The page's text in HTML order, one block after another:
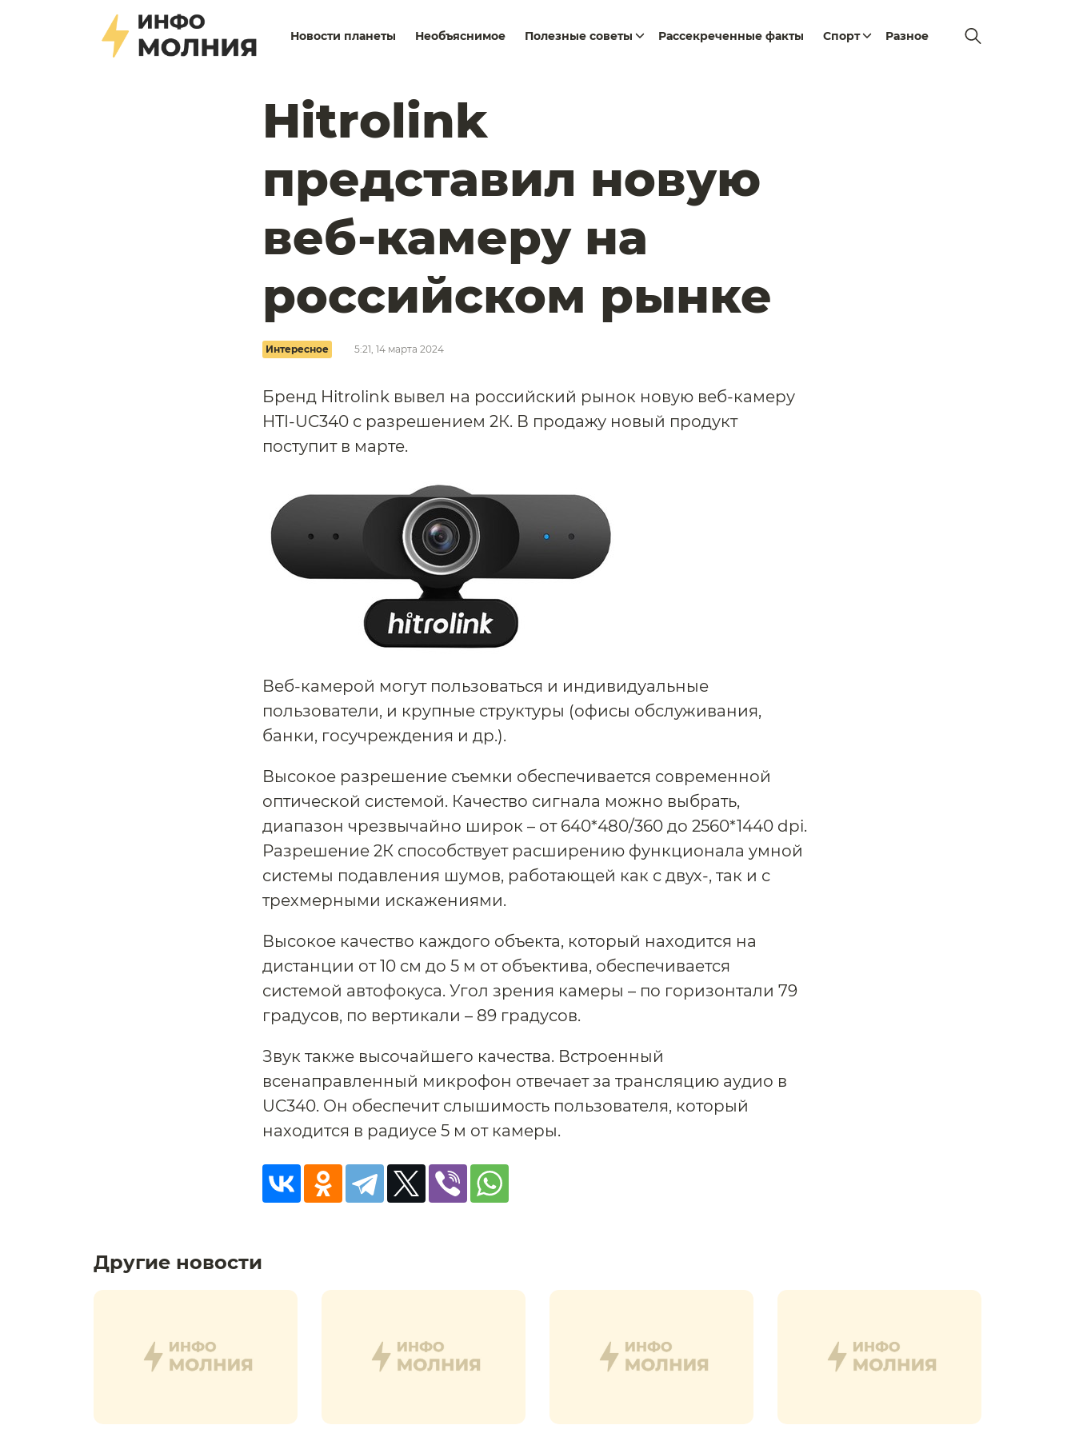
Новости планеты Необъяснимое Полезные советы Рассекреченные факты Спорт Разное
Hitrolink
представил новую
веб-камеру на
российском рынке
Интересное 5:21, 14 марта 2024
Бренд Hitrolink вывел на российский рынок новую веб-камеру
HTI-UC340 с разрешением 2К. В продажу новый продукт
поступит в марте.
Веб-камерой могут пользоваться и индивидуальные
пользователи, и крупные структуры (офисы обслуживания,
банки, госучреждения и др.).
Высокое разрешение съемки обеспечивается современной
оптической системой. Качество сигнала можно выбрать,
диапазон чрезвычайно широк – от 640*480/360 до 2560*1440 dpi.
Разрешение 2К способствует расширению функционала умной
системы подавления шумов, работающей как с двух-, так и с
трехмерными искажениями.
Высокое качество каждого объекта, который находится на
дистанции от 10 см до 5 м от объектива, обеспечивается
системой автофокуса. Угол зрения камеры – по горизонтали 79
градусов, по вертикали – 89 градусов.
Звук также высочайшего качества. Встроенный
всенаправленный микрофон отвечает за трансляцию аудио в
UC340. Он обеспечит слышимость пользователя, который
находится в радиусе 5 м от камеры.
Другие новости